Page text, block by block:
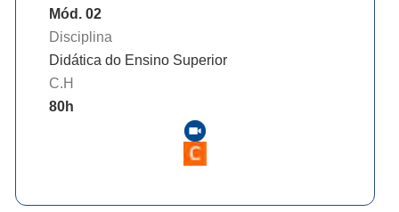
Mód. 02
Disciplina
Didática do Ensino Superior
C.H
80h